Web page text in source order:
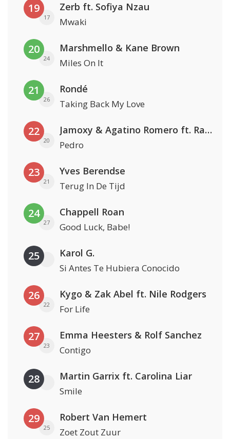
19
17
Zerb ft. Sofiya Nzau
Mwaki
20
24
Marshmello & Kane Brown
Miles On It
21
26
Rondé
Taking Back My Love
22
20
Jamoxy & Agatino Romero ft. Raffaella Carrà
Pedro
23
21
Yves Berendse
Terug In De Tijd
24
27
Chappell Roan
Good Luck, Babe!
25 Karol G.
Si Antes Te Hubiera Conocido
26
22
Kygo & Zak Abel ft. Nile Rodgers
For Life
27
23
Emma Heesters & Rolf Sanchez
Contigo
28 Martin Garrix ft. Carolina Liar
Smile
29
25
Robert Van Hemert
Zoet Zout Zuur